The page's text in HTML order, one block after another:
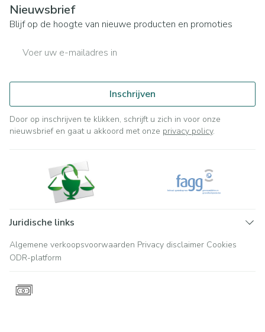
Nieuwsbrief
Blijf op de hoogte van nieuwe producten en promoties
Inschrijven
Door op inschrijven te klikken, schrijft u zich in voor onze
nieuwsbrief en gaat u akkoord met onze privacy policy.
Juridische links
Algemene verkoopsvoorwaarden Privacy disclaimer Cookies
ODR-platform